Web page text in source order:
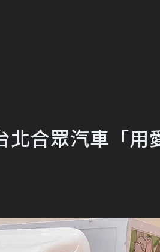
合眾汽車「用